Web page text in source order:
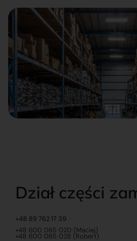
Dział części
+48 89 762 17 39
+48 600 065 020 (Maciej)
+48 600 065 028 (Robert)